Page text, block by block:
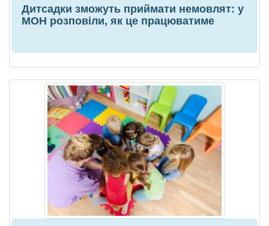
Дитсадки зможуть приймати немовлят: у
МОН розповіли, як це працюватиме